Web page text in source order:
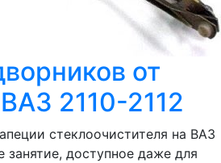
от
2110-2112
стеклоочистителя на ВАЗ
занятие, доступное даже для